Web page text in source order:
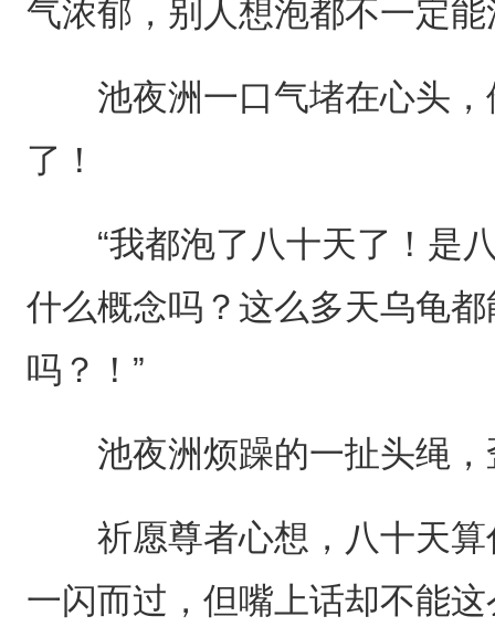
气浓郁，别人想泡都不一定能
池夜洲一口气堵在心头，
了！
“我都泡了八十天了！是八
什么概念吗？这么多天乌龟
吗？！”
池夜洲烦躁的一扯头绳，
祈愿尊者心想，八十天算
一闪而过，但嘴上话却不能